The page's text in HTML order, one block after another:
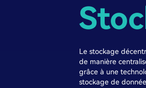
Le stockage
de manière
grâce à une
stockage de